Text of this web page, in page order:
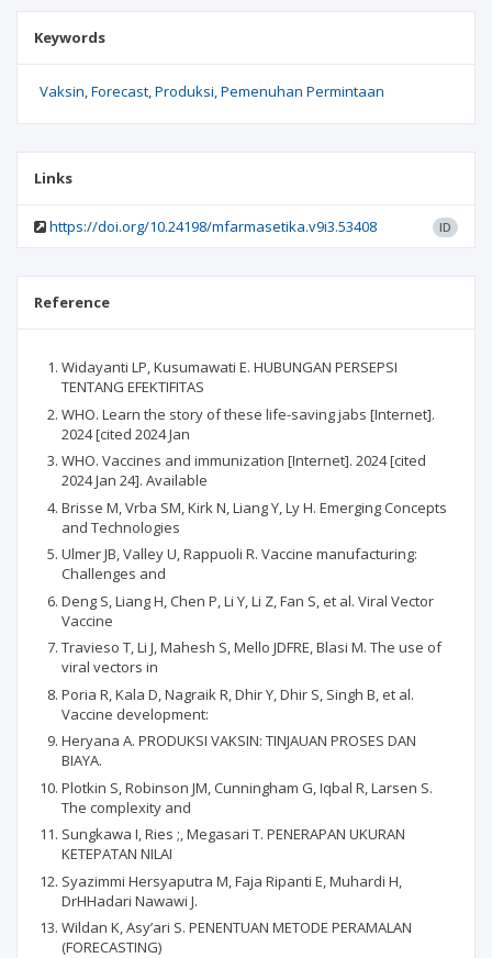
Keywords
Vaksin Forecast Produksi Pemenuhan Permintaan
Links
https://doi.org/10.24198/mfarmasetika.v9i3.53408 ID
Reference
Widayanti LP, Kusumawati E. HUBUNGAN PERSEPSI
TENTANG EFEKTIFITAS
WHO. Learn the story of these life-saving jabs [Internet].
2024 [cited 2024 Jan
WHO. Vaccines and immunization [Internet]. 2024 [cited
2024 Jan 24]. Available
Brisse M, Vrba SM, Kirk N, Liang Y, Ly H. Emerging Concepts
and Technologies
Ulmer JB, Valley U, Rappuoli R. Vaccine manufacturing:
Challenges and
Deng S, Liang H, Chen P, Li Y, Li Z, Fan S, et al. Viral Vector
Vaccine
Travieso T, Li J, Mahesh S, Mello JDFRE, Blasi M. The use of
viral vectors in
Poria R, Kala D, Nagraik R, Dhir Y, Dhir S, Singh B, et al.
Vaccine development:
Heryana A. PRODUKSI VAKSIN: TINJAUAN PROSES DAN
BIAYA.
Plotkin S, Robinson JM, Cunningham G, Iqbal R, Larsen S.
The complexity and
Sungkawa I, Ries ;, Megasari T. PENERAPAN UKURAN
KETEPATAN NILAI
Syazimmi Hersyaputra M, Faja Ripanti E, Muhardi H,
DrHHadari Nawawi J.
Wildan K, Asy’ari S. PENENTUAN METODE PERAMALAN
(FORECASTING)